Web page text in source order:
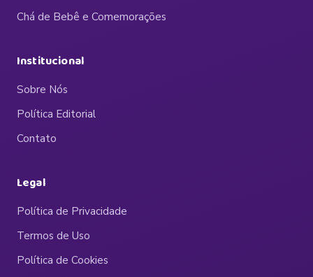
Chá de Bebê e Comemorações
Institucional
Sobre Nós
Política Editorial
Contato
Legal
Política de Privacidade
Termos de Uso
Política de Cookies